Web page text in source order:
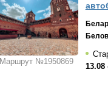
Маршрут №1950869
13.08